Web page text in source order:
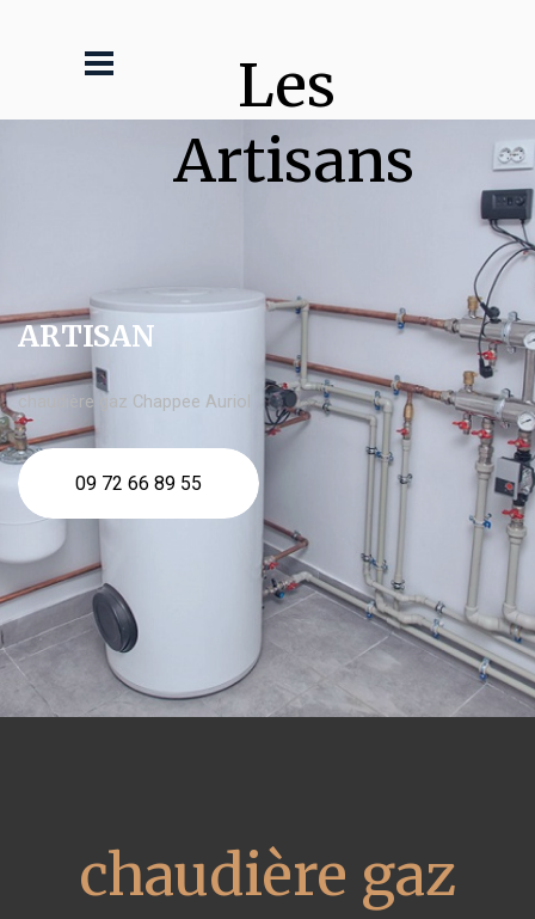
Les
Artisans
ARTISAN
chaudière gaz Chappee Auriol
09 72 66 89 55
chaudière gaz